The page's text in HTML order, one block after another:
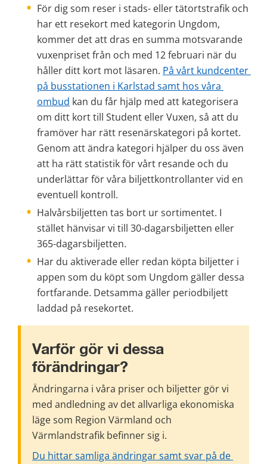
För dig som reser i stads- eller tätortstrafik och
har ett resekort med kategorin Ungdom,
kommer det att dras en summa motsvarande
vuxenpriset från och med 12 februari när du
håller ditt kort mot läsaren. På vårt kundcenter
på busstationen i Karlstad samt hos våra
ombud kan du får hjälp med att kategorisera
om ditt kort till Student eller Vuxen, så att du
framöver har rätt resenärskategori på kortet.
Genom att ändra kategori hjälper du oss även
att ha rätt statistik för vårt resande och du
underlättar för våra biljettkontrollanter vid en
eventuell kontroll.
Halvårsbiljetten tas bort ur sortimentet. I
stället hänvisar vi till 30-dagarsbiljetten eller
365-dagarsbiljetten.
Har du aktiverade eller redan köpta biljetter i
appen som du köpt som Ungdom gäller dessa
fortfarande. Detsamma gäller periodbiljett
laddad på resekortet.
Varför gör vi dessa
förändringar?
Ändringarna i våra priser och biljetter gör vi
med andledning av det allvarliga ekonomiska
läge som Region Värmland och
Värmlandstrafik befinner sig i.
Du hittar samliga ändringar samt svar på de